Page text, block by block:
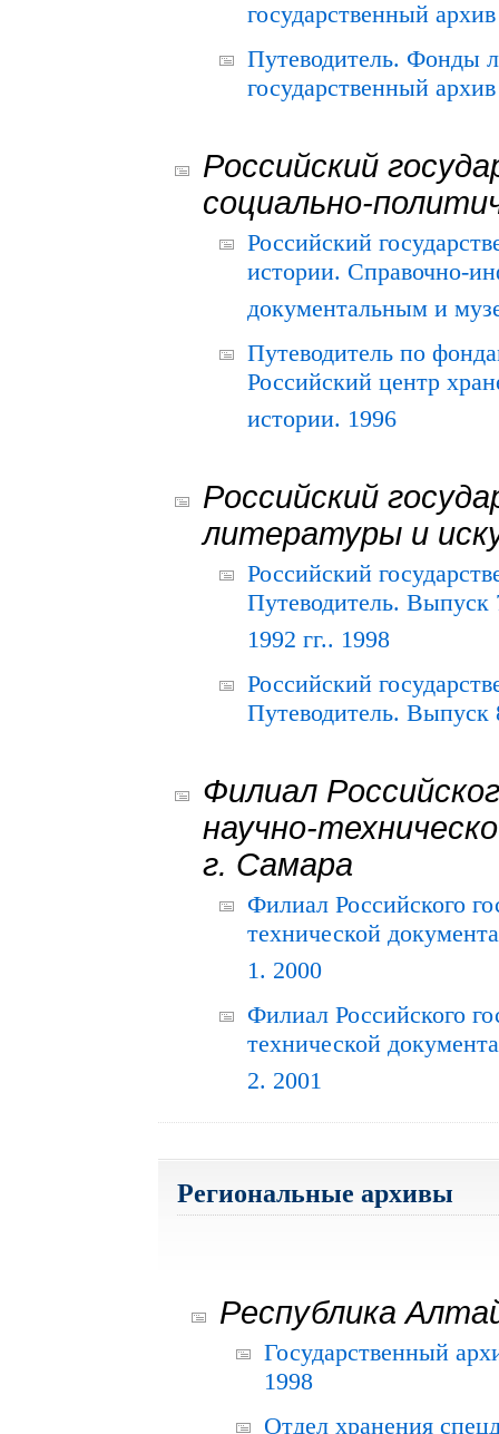
государственный
Путеводитель. Фонды
государственный
Российский
социально-
Российский
истории. Справочно-
документальным и
Путеводитель по
Российский центр
истории. 1996
Российский
литературы и
Российский
Путеводитель.
1992 гг.. 1998
Российский
Путеводитель. Выпуск
Филиал
научно-
г. Самара
Филиал Российского
технической
1. 2000
Филиал Российского
технической
2. 2001
Региональные архивы
Республика
Государственный
1998
Отдел хранения